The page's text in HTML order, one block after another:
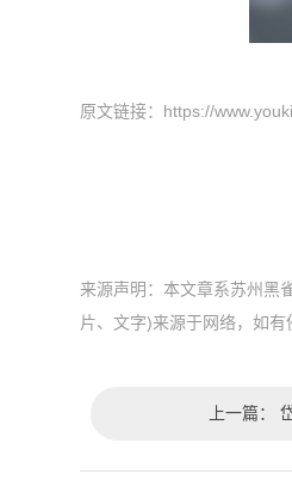
原文链接： https://
来源声明：本文章系苏州黑
片、文字)来源于网络，如
上一篇：